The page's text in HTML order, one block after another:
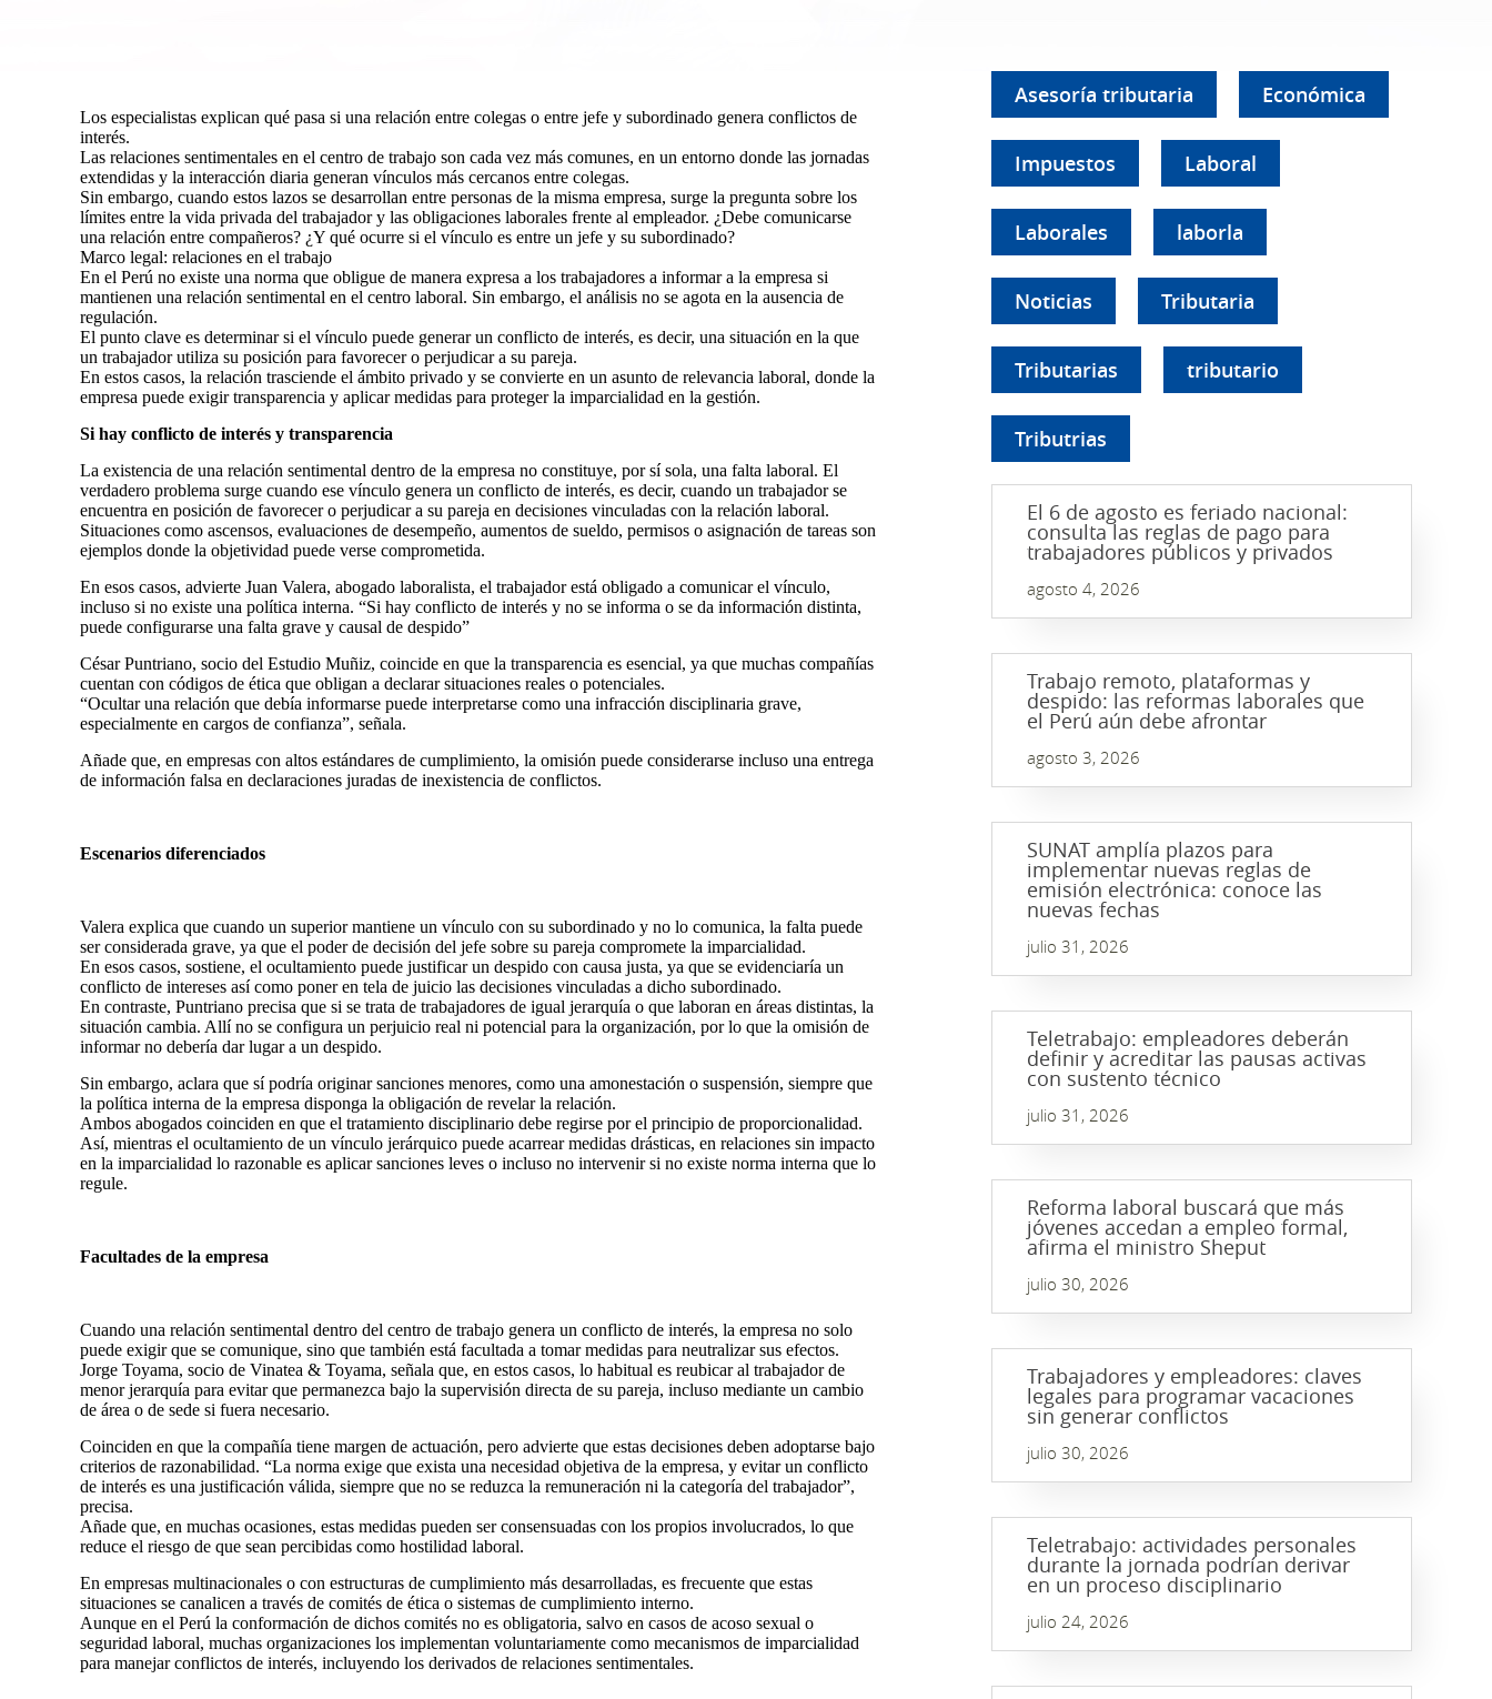
Los especialistas explican qué pasa si una relación entre colegas o entre jefe y subordinado genera conflictos de
interés.
Las relaciones sentimentales en el centro de trabajo son cada vez más comunes, en un entorno donde las jornadas
extendidas y la interacción diaria generan vínculos más cercanos entre colegas.
Sin embargo, cuando estos lazos se desarrollan entre personas de la misma empresa, surge la pregunta sobre los
límites entre la vida privada del trabajador y las obligaciones laborales frente al empleador. ¿Debe comunicarse
una relación entre compañeros? ¿Y qué ocurre si el vínculo es entre un jefe y su subordinado?
Marco legal: relaciones en el trabajo
En el Perú no existe una norma que obligue de manera expresa a los trabajadores a informar a la empresa si
mantienen una relación sentimental en el centro laboral. Sin embargo, el análisis no se agota en la ausencia de
regulación.
El punto clave es determinar si el vínculo puede generar un conflicto de interés, es decir, una situación en la que
un trabajador utiliza su posición para favorecer o perjudicar a su pareja.
En estos casos, la relación trasciende el ámbito privado y se convierte en un asunto de relevancia laboral, donde la
empresa puede exigir transparencia y aplicar medidas para proteger la imparcialidad en la gestión.
Si hay conflicto de interés y transparencia
La existencia de una relación sentimental dentro de la empresa no constituye, por sí sola, una falta laboral. El
verdadero problema surge cuando ese vínculo genera un conflicto de interés, es decir, cuando un trabajador se
encuentra en posición de favorecer o perjudicar a su pareja en decisiones vinculadas con la relación laboral.
Situaciones como ascensos, evaluaciones de desempeño, aumentos de sueldo, permisos o asignación de tareas son
ejemplos donde la objetividad puede verse comprometida.
En esos casos, advierte Juan Valera, abogado laboralista, el trabajador está obligado a comunicar el vínculo,
incluso si no existe una política interna. “Si hay conflicto de interés y no se informa o se da información distinta,
puede configurarse una falta grave y causal de despido”
César Puntriano, socio del Estudio Muñiz, coincide en que la transparencia es esencial, ya que muchas compañías
cuentan con códigos de ética que obligan a declarar situaciones reales o potenciales.
“Ocultar una relación que debía informarse puede interpretarse como una infracción disciplinaria grave,
especialmente en cargos de confianza”, señala.
Añade que, en empresas con altos estándares de cumplimiento, la omisión puede considerarse incluso una entrega
de información falsa en declaraciones juradas de inexistencia de conflictos.
Escenarios diferenciados
Valera explica que cuando un superior mantiene un vínculo con su subordinado y no lo comunica, la falta puede
ser considerada grave, ya que el poder de decisión del jefe sobre su pareja compromete la imparcialidad.
En esos casos, sostiene, el ocultamiento puede justificar un despido con causa justa, ya que se evidenciaría un
conflicto de intereses así como poner en tela de juicio las decisiones vinculadas a dicho subordinado.
En contraste, Puntriano precisa que si se trata de trabajadores de igual jerarquía o que laboran en áreas distintas, la
situación cambia. Allí no se configura un perjuicio real ni potencial para la organización, por lo que la omisión de
informar no debería dar lugar a un despido.
Sin embargo, aclara que sí podría originar sanciones menores, como una amonestación o suspensión, siempre que
la política interna de la empresa disponga la obligación de revelar la relación.
Ambos abogados coinciden en que el tratamiento disciplinario debe regirse por el principio de proporcionalidad.
Así, mientras el ocultamiento de un vínculo jerárquico puede acarrear medidas drásticas, en relaciones sin impacto
en la imparcialidad lo razonable es aplicar sanciones leves o incluso no intervenir si no existe norma interna que lo
regule.
Facultades de la empresa
Cuando una relación sentimental dentro del centro de trabajo genera un conflicto de interés, la empresa no solo
puede exigir que se comunique, sino que también está facultada a tomar medidas para neutralizar sus efectos.
Jorge Toyama, socio de Vinatea & Toyama, señala que, en estos casos, lo habitual es reubicar al trabajador de
menor jerarquía para evitar que permanezca bajo la supervisión directa de su pareja, incluso mediante un cambio
de área o de sede si fuera necesario.
Coinciden en que la compañía tiene margen de actuación, pero advierte que estas decisiones deben adoptarse bajo
criterios de razonabilidad. “La norma exige que exista una necesidad objetiva de la empresa, y evitar un conflicto
de interés es una justificación válida, siempre que no se reduzca la remuneración ni la categoría del trabajador”,
precisa.
Añade que, en muchas ocasiones, estas medidas pueden ser consensuadas con los propios involucrados, lo que
reduce el riesgo de que sean percibidas como hostilidad laboral.
En empresas multinacionales o con estructuras de cumplimiento más desarrolladas, es frecuente que estas
situaciones se canalicen a través de comités de ética o sistemas de cumplimiento interno.
Aunque en el Perú la conformación de dichos comités no es obligatoria, salvo en casos de acoso sexual o
seguridad laboral, muchas organizaciones los implementan voluntariamente como mecanismos de imparcialidad
para manejar conflictos de interés, incluyendo los derivados de relaciones sentimentales.
Asesoría tributaria Económica
Impuestos Laboral
Laborales laborla
Noticias Tributaria
Tributarias tributario
Tributrias
El 6 de agosto es feriado nacional:
consulta las reglas de pago para
trabajadores públicos y privados
agosto 4, 2026
Trabajo remoto, plataformas y
despido: las reformas laborales que
el Perú aún debe afrontar
agosto 3, 2026
SUNAT amplía plazos para
implementar nuevas reglas de
emisión electrónica: conoce las
nuevas fechas
julio 31, 2026
Teletrabajo: empleadores deberán
definir y acreditar las pausas activas
con sustento técnico
julio 31, 2026
Reforma laboral buscará que más
jóvenes accedan a empleo formal,
afirma el ministro Sheput
julio 30, 2026
Trabajadores y empleadores: claves
legales para programar vacaciones
sin generar conflictos
julio 30, 2026
Teletrabajo: actividades personales
durante la jornada podrían derivar
en un proceso disciplinario
julio 24, 2026